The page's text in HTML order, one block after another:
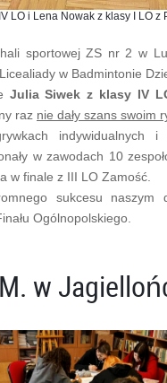
LO i Lena Nowak z klasy I LO z
sportowej ZS nr 2 w
w Badmintonie
Julia Siwek z klasy IV
raz nie dały szans swoim
indywidualnych i
w zawodach 10
w finale z III LO Zamość.
sukcesu naszym
Ogólnopolskiego.
w